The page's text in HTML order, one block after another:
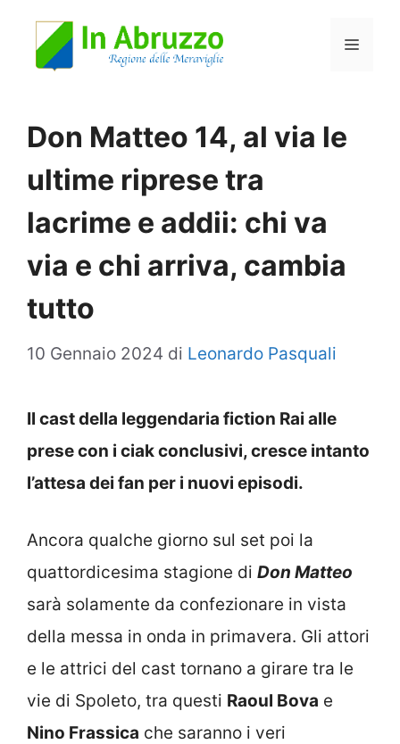
Menu
Don Matteo 14, al via le
ultime riprese tra
lacrime e addii: chi va
via e chi arriva, cambia
tutto
10 Gennaio 2024 di Leonardo Pasquali
Il cast della leggendaria fiction Rai alle
prese con i ciak conclusivi, cresce intanto
l’attesa dei fan per i nuovi episodi.
Ancora qualche giorno sul set poi la
quattordicesima stagione di Don Matteo
sarà solamente da confezionare in vista
della messa in onda in primavera. Gli attori
e le attrici del cast tornano a girare tra le
vie di Spoleto, tra questi Raoul Bova e
Nino Frassica che saranno i veri